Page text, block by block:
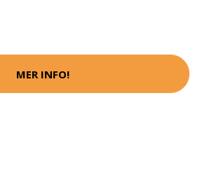
MER INFO!